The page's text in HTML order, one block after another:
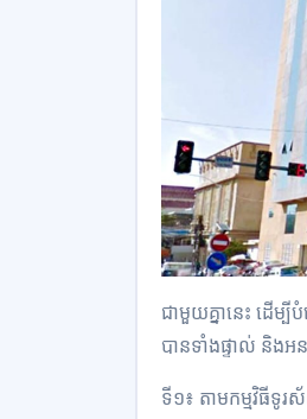
ជាមួយគ្នានេះ ដើម្
បានទាំងផ្ទាល់ និង
ទី១៖ តាមកម្មវិធីទូរ